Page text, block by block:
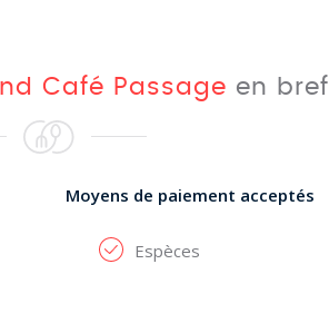
Café Passage en bref
Moyens de paiement acceptés
Espèces